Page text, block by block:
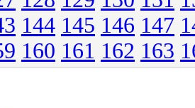
144 145 146 147
160 161 162 163